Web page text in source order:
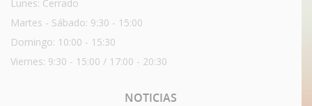
Lunes: Cerrado
Martes - Sábado: 9:30 - 15:00
Domingo: 10:00 - 15:30
Viernes: 9:30 - 15:00 / 17:00 - 20:30
NOTICIAS